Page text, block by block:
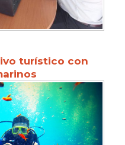
turístico con